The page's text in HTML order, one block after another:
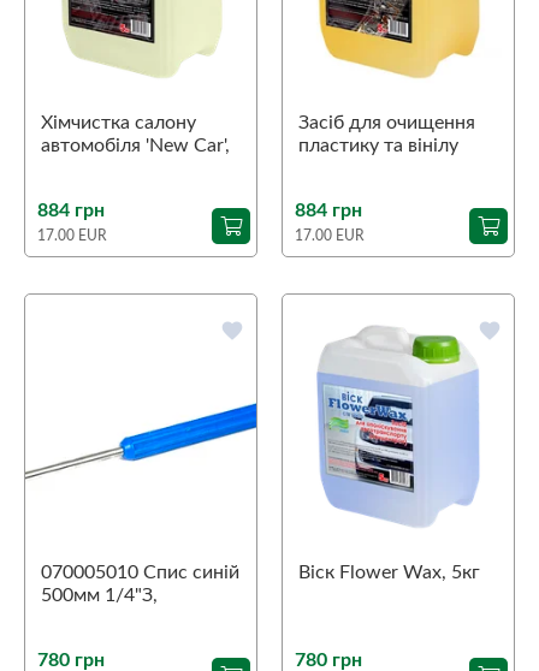
Хімчистка салону
автомобіля 'New Car',
884 грн
17.00 EUR
Засіб для очищення
пластику та вінілу
884 грн
17.00 EUR
favorite
070005010 Спис синій
500мм 1/4"З,
780 грн
favorite
Віск Flower Wax, 5кг
780 грн